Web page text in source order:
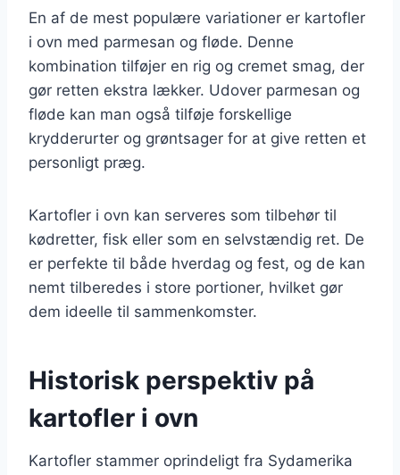
En af de mest populære variationer er kartofler
i ovn med parmesan og fløde. Denne
kombination tilføjer en rig og cremet smag, der
gør retten ekstra lækker. Udover parmesan og
fløde kan man også tilføje forskellige
krydderurter og grøntsager for at give retten et
personligt præg.
Kartofler i ovn kan serveres som tilbehør til
kødretter, fisk eller som en selvstændig ret. De
er perfekte til både hverdag og fest, og de kan
nemt tilberedes i store portioner, hvilket gør
dem ideelle til sammenkomster.
Historisk perspektiv på
kartofler i ovn
Kartofler stammer oprindeligt fra Sydamerika